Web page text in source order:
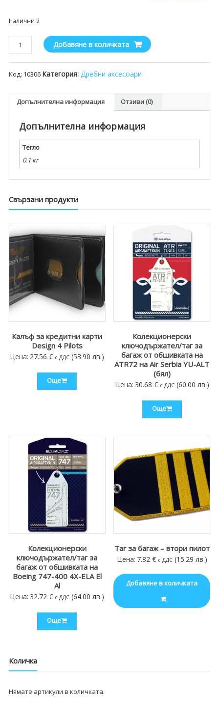
Налични 2
количество
за
Таг
за
Добавяне в количката
Код: 10306 Категория: Дребни аксесоари
Допълнителна информация Отзиви (0)
Допълнителна информация
Тегло
0.1 кг
Свързани продукти
Калъф за кредитни карти
Design 4 Pilots
Цена: 27.56€ с ДДС (53.90 лв.)
Още
Колекционерски
ключодържател/таг за
багаж от обшивката на
ATR72 на Air Serbia YU-ALT
(бял)
Цена: 30.68 € с ДДС (60.00 лв.)
Още
Колекционерски
ключодържател/таг за
багаж от обшивката на
Boeing 747-400 4X-ELA El
Al
Цена: 32.72€ с ДДС (64.00 лв.)
Още
Таг за багаж – втори пилот
Цена: 7.82 € с ДДС (15.29 лв.)
Добавяне в количката
Количка
Нямате артикули в количката.